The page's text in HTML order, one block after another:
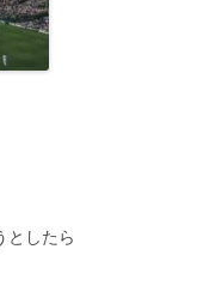
としたら